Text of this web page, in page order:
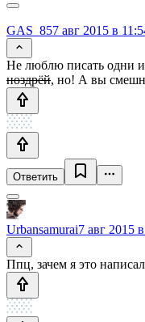
GAS_857 авг 2015 в
Не люблю писать одни
ноздрёй, но! А вы
Ответить
Urbansamurai7 авг 2015
Ппц, зачем я это